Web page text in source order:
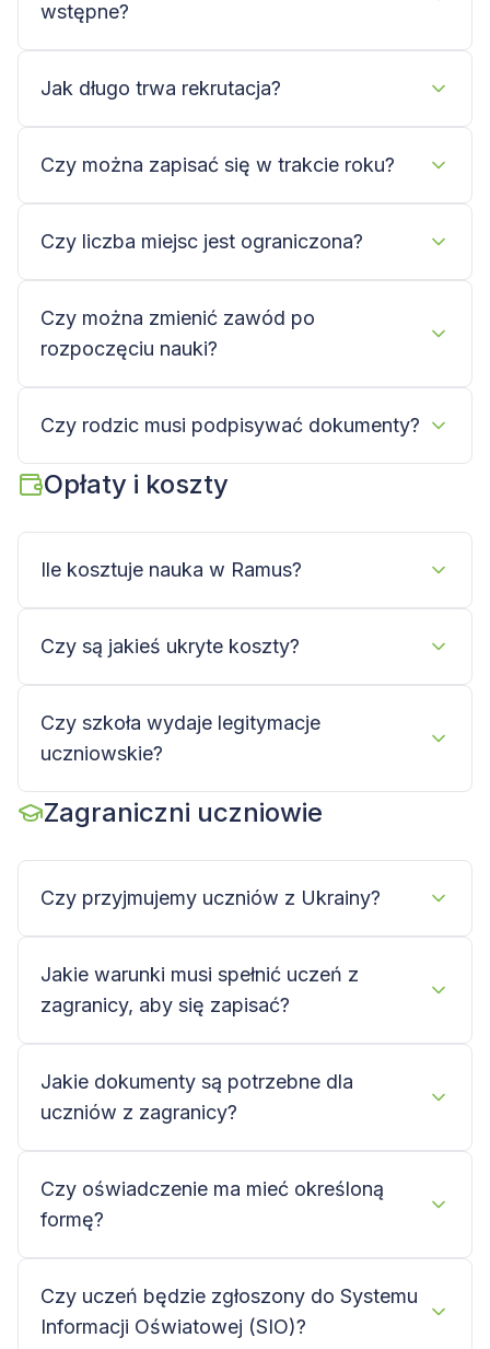
wstępne?
Jak długo trwa rekrutacja?
Czy można zapisać się w trakcie roku?
Czy liczba miejsc jest ograniczona?
Czy można zmienić zawód po
rozpoczęciu nauki?
Czy rodzic musi podpisywać dokumenty?
Opłaty i koszty
Ile kosztuje nauka w Ramus?
Czy są jakieś ukryte koszty?
Czy szkoła wydaje legitymacje
uczniowskie?
Zagraniczni uczniowie
Czy przyjmujemy uczniów z Ukrainy?
Jakie warunki musi spełnić uczeń z
zagranicy, aby się zapisać?
Jakie dokumenty są potrzebne dla
uczniów z zagranicy?
Czy oświadczenie ma mieć określoną
formę?
Czy uczeń będzie zgłoszony do Systemu
Informacji Oświatowej (SIO)?